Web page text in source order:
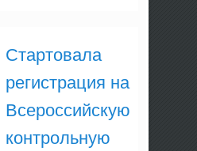
Стартовала
регистрация на
Всероссийскую
контрольную